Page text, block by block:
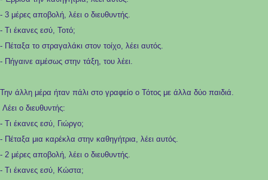
- 3 μέρες αποβολή, λέει ο διευθυντής.
- Τι έκανες εσύ, Τοτό;
- Πέταξα το στραγαλάκι στον τοίχο, λέει αυτός.
- Πήγαινε αμέσως στην τάξη, του λέει.
Την άλλη μέρα ήταν πάλι στο γραφείο ο Τότος με άλλα δύο παιδιά.
Λέει ο διευθυντής:
- Τι έκανες εσύ, Γιώργο;
- Πέταξα μια καρέκλα στην καθηγήτρια, λέει αυτός.
- 2 μέρες αποβολή, λέει ο διευθυντής.
- Τι έκανες εσύ, Κώστα;